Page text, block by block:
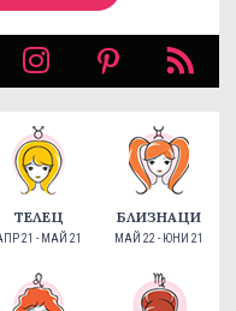
ТЕЛЕЦ
21 - МАЙ 21
БЛИЗНАЦИ
МАЙ 22 - ЮНИ 21